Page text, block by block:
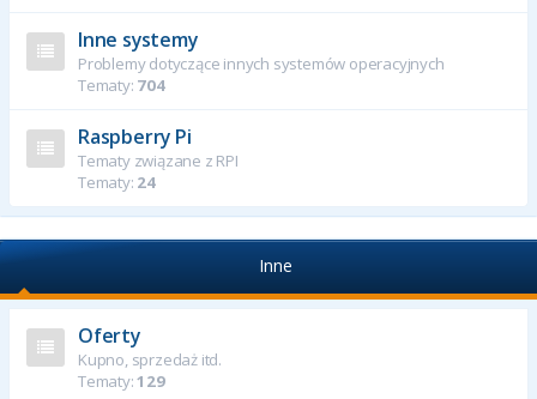
Inne systemy
Problemy dotyczące innych systemów operacyjnych
Tematy: 704
Raspberry Pi
Tematy związane z RPI
Tematy: 24
Inne
Oferty
Kupno, sprzedaż itd.
Tematy:129